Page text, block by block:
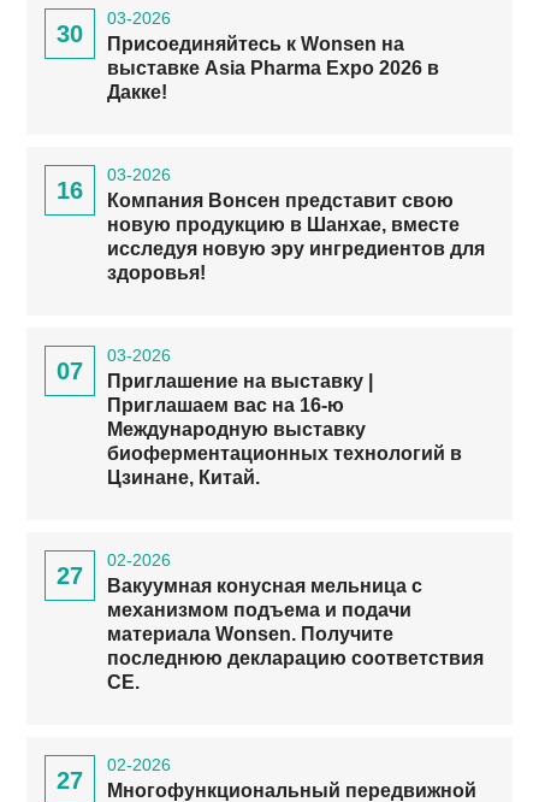
30
03-2026
Присоединяйтесь к Wonsen на
выставке Asia Pharma Expo 2026 в
Дакке!
16
03-2026
Компания Вонсен представит свою
новую продукцию в Шанхае, вместе
исследуя новую эру ингредиентов для
здоровья!
07
03-2026
Приглашение на выставку |
Приглашаем вас на 16-ю
Международную выставку
биоферментационных технологий в
Цзинане, Китай.
27
02-2026
Вакуумная конусная мельница с
механизмом подъема и подачи
материала Wonsen. Получите
последнюю декларацию соответствия
CE.
27
02-2026
Многофункциональный передвижной